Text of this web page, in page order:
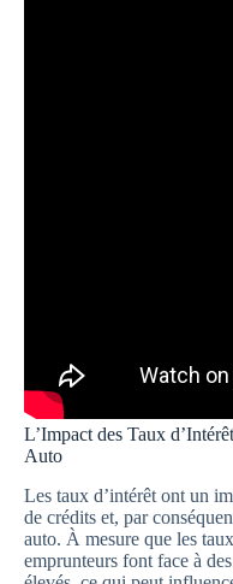
L’Impact des Taux
Auto
Les taux d’intérêt ont un
de crédits et, par
auto. À mesure que les
emprunteurs font face à